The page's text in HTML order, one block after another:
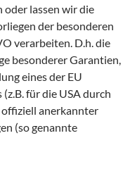
lassen wir die
der besonderen
verarbeiten. D.h. die
besonderer Garantien,
eines der EU
für die USA durch
offiziell anerkannter
(so genannte